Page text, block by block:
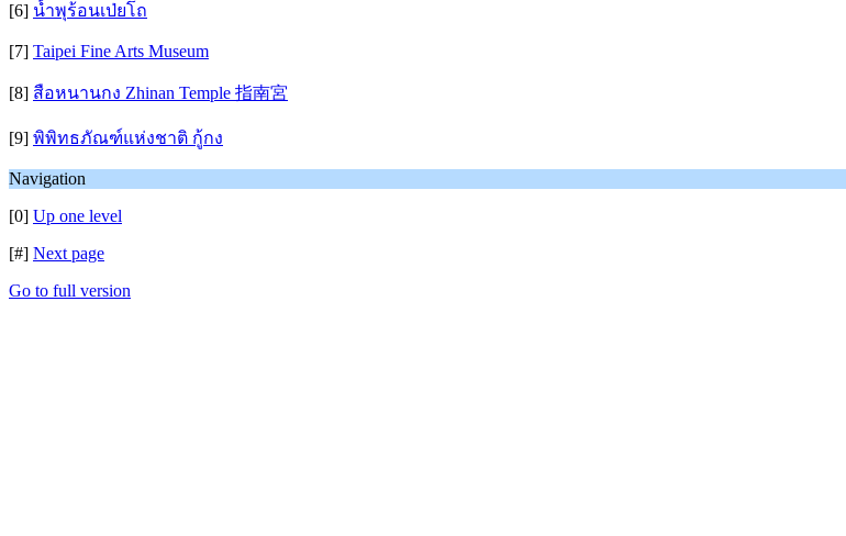
[6] น้ำพุร้อนเป่ยโถ
[7] Taipei Fine Arts Museum
[8] สือหนานกง Zhinan Temple 指南宮
[9] พิพิทธภัณฑ์แห่งชาติ กู้กง
Navigation
[0] Up one level
[#] Next page
Go to full version